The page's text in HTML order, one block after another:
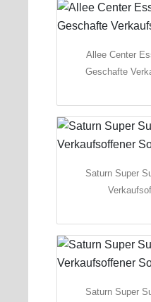
Allee Center
Geschafte
Saturn Super
Saturn Super